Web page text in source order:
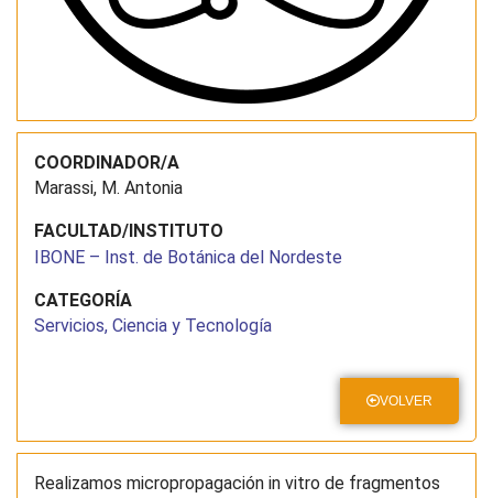
COORDINADOR/A
Marassi, M. Antonia
FACULTAD/INSTITUTO
IBONE – Inst. de Botánica del Nordeste
CATEGORÍA
Servicios, Ciencia y Tecnología
VOLVER
Realizamos micropropagación in vitro de fragmentos